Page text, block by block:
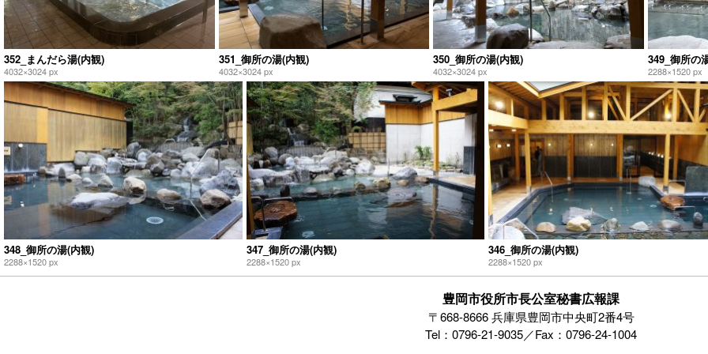
352_まんだら湯(内観)
4032×3024 px
351_御所の湯(内観)
4032×3024 px
350_御所の湯(内観)
4032×3024 px
349_御所の
2288×1520 px
348_御所の湯(内観)
2288×1520 px
347_御所の湯(内観)
2288×1520 px
346_御所の湯(内観)
2288×1520 px
豊岡市役所市長公室秘書広報課
〒668-8666 兵庫県豊岡市中央町2番4号
Tel：0796-21-9035／Fax：0796-24-1004